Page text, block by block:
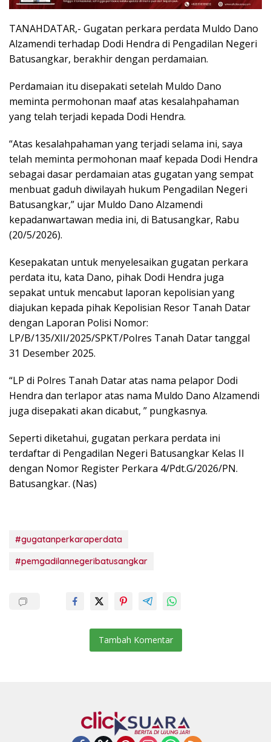
TANAHDATAR,- Gugatan perkara perdata Muldo Dano
Alzamendi terhadap Dodi Hendra di Pengadilan Negeri
Batusangkar, berakhir dengan perdamaian.
Perdamaian itu disepakati setelah Muldo Dano
meminta permohonan maaf atas kesalahpahaman
yang telah terjadi kepada Dodi Hendra.
“Atas kesalahpahaman yang terjadi selama ini, saya
telah meminta permohonan maaf kepada Dodi Hendra
sebagai dasar perdamaian atas gugatan yang sempat
menbuat gaduh diwilayah hukum Pengadilan Negeri
Batusangkar,” ujar Muldo Dano Alzamendi
kepadanwartawan media ini, di Batusangkar, Rabu
(20/5/2026).
Kesepakatan untuk menyelesaikan gugatan perkara
perdata itu, kata Dano, pihak Dodi Hendra juga
sepakat untuk mencabut laporan kepolisian yang
diajukan kepada pihak Kepolisian Resor Tanah Datar
dengan Laporan Polisi Nomor:
LP/B/135/XII/2025/SPKT/Polres Tanah Datar tanggal
31 Desember 2025.
“LP di Polres Tanah Datar atas nama pelapor Dodi
Hendra dan terlapor atas nama Muldo Dano Alzamendi
juga disepakati akan dicabut, ” pungkasnya.
Seperti diketahui, gugatan perkara perdata ini
terdaftar di Pengadilan Negeri Batusangkar Kelas II
dengan Nomor Register Perkara 4/Pdt.G/2026/PN.
Batusangkar. (Nas)
#gugatanperkaraperdata
#pemgadilannegeribatusangkar
Tambah Komentar